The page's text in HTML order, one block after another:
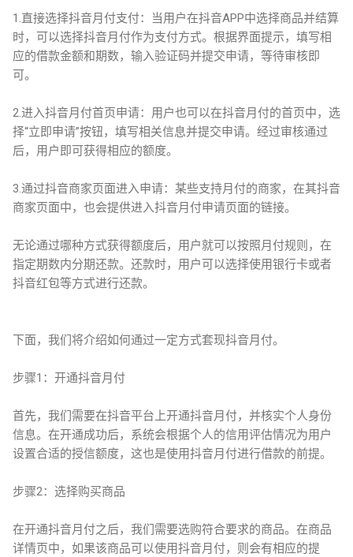
1.直接选择抖音月付支付：当用户在抖音APP中选择商品并结算
时，可以选择抖音月付作为支付方式。根据界面提示，填写相
应的借款金额和期数，输入验证码并提交申请，等待审核即
可。
2.进入抖音月付首页申请：用户也可以在抖音月付的首页中，选
择“立即申请”按钮，填写相关信息并提交申请。经过审核通过
后，用户即可获得相应的额度。
3.通过抖音商家页面进入申请：某些支持月付的商家，在其抖音
商家页面中，也会提供进入抖音月付申请页面的链接。
无论通过哪种方式获得额度后，用户就可以按照月付规则，在
指定期数内分期还款。还款时，用户可以选择使用银行卡或者
抖音红包等方式进行还款。
下面，我们将介绍如何通过一定方式套现抖音月付。
步骤1：开通抖音月付
首先，我们需要在抖音平台上开通抖音月付，并核实个人身份
信息。在开通成功后，系统会根据个人的信用评估情况为用户
设置合适的授信额度，这也是使用抖音月付进行借款的前提。
步骤2：选择购买商品
在开通抖音月付之后，我们需要选购符合要求的商品。在商品
详情页中，如果该商品可以使用抖音月付，则会有相应的提